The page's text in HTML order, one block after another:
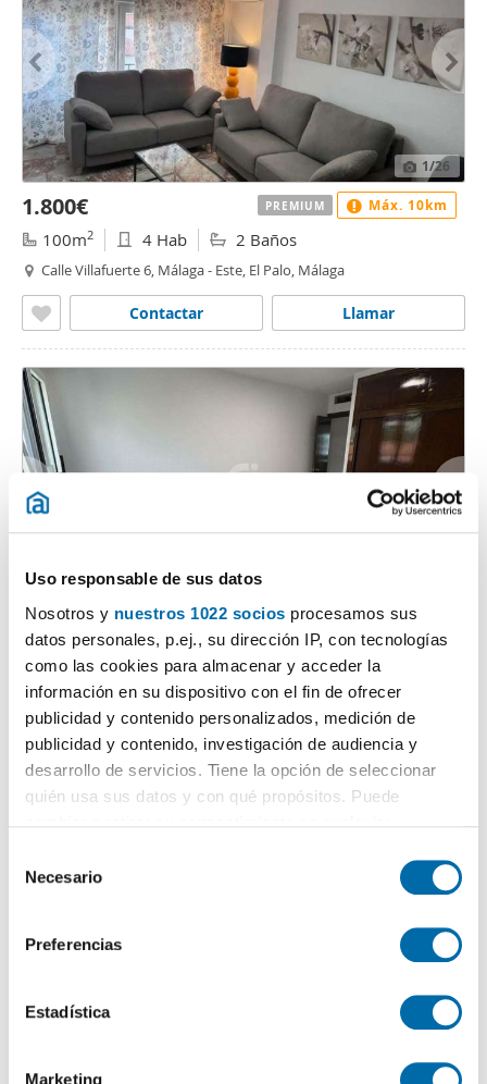
Uso responsable de sus datos
Nosotros y nuestros 1022 socios procesamos sus
datos personales, p.ej., su dirección IP, con tecnologías
como las cookies para almacenar y acceder la
información en su dispositivo con el fin de ofrecer
publicidad y contenido personalizados, medición de
publicidad y contenido, investigación de audiencia y
desarrollo de servicios. Tiene la opción de seleccionar
quién usa sus datos y con qué propósitos. Puede
el Menú de consentimiento.
Recopilar información sobre su ubicación geográfica
Identificar su dispositivo analizándolo activamente
para buscar características específicas (huellas
Necesario
Preferencias
Estadística
Marketing
1/26
1.800€
100m2 4 Hab 2 Baños
Calle Villafuerte 6, Málaga - Este, El Palo, Málaga
Llamar
Contactar
PREMIUM Máx. 10km
1.900€
120m2 4 Hab 2 Baños
Málaga - Este, Bellavista, Málaga
Llamar
Contactar
PREMIUM Máx. 10km
/10
Máx. 10km